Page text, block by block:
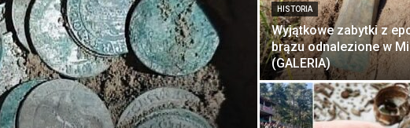
HISTORIA
Wyjątkowe zabytki z
brązu odnalezione w
(GALERIA)